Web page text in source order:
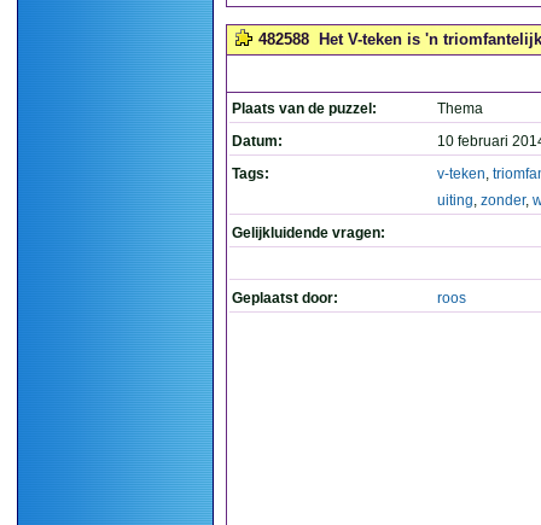
482588 Het V-teken is 'n
Plaats van de puzzel:
Thema
Datum:
10 februari
Tags:
v-teken,
uiting, zonder,
Gelijkluidende vragen:
Geplaatst door: roos